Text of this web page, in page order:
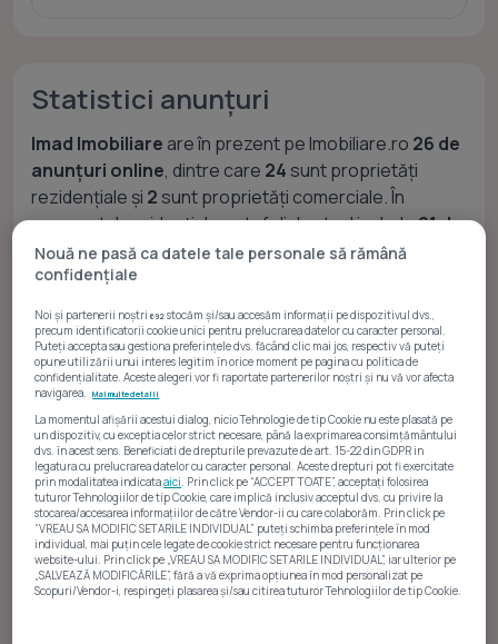
Statistici anunțuri
Imad Imobiliare are în prezent pe Imobiliare.ro 26 de
anunțuri online, dintre care 24 sunt proprietăți
rezidențiale și 2 sunt proprietăți comerciale. În
segmentul rezidențial, portofoliul actual include21 de
anunțuri pentru vânzare și3 anunțuri pentru
închiriere, iar distribuția sugerează o specializare
Rezidențial
Vânzări
Nouă ne pasă ca datele tale personale să rămână
confidențiale
Noi și partenerii noștri692 stocăm și/sau accesăm informații pe dispozitivul dvs.,
precum identificatorii cookie unici pentru prelucrarea datelor cu caracter personal.
Puteți accepta sau gestiona preferințele dvs. făcând clic mai jos, respectiv vă puteți
opune utilizării unui interes legitim în orice moment pe pagina cu politica de
confidențialitate. Aceste alegeri vor fi raportate partenerilor noștri și nu vă vor afecta
navigarea.
Mai multe detalii
La momentul afișării acestui dialog, nicio Tehnologie de tip Cookie nu este plasată pe
un dispozitiv, cu exceptia celor strict necesare, până la exprimarea consimțământului
dvs. în acest sens. Beneficiati de drepturile prevazute de art. 15-22 din GDPR in
legatura cu prelucrarea datelor cu caracter personal. Aceste drepturi pot fi exercitate
prin modalitatea indicataaici . Prin click pe “ACCEPT TOATE”, acceptați folosirea
tuturor Tehnologiilor de tip Cookie, care implică inclusiv acceptul dvs. cu privire la
stocarea/accesarea informațiilor de către Vendor-ii cu care colaborăm. Prin click pe
“VREAU SA MODIFIC SETARILE INDIVIDUAL” puteți schimba preferințele în mod
individual, mai puțin cele legate de cookie strict necesare pentru funcționarea
website-ului. Prin click pe „VREAU SA MODIFIC SETARILE INDIVIDUAL”, iar ulterior pe
„SALVEAZĂ MODIFICĂRILE”, fără a vă exprima opțiunea în mod personalizat pe
Scopuri/Vendor-i, respingeți plasarea și/sau citirea tuturor Tehnologiilor de tip Cookie.